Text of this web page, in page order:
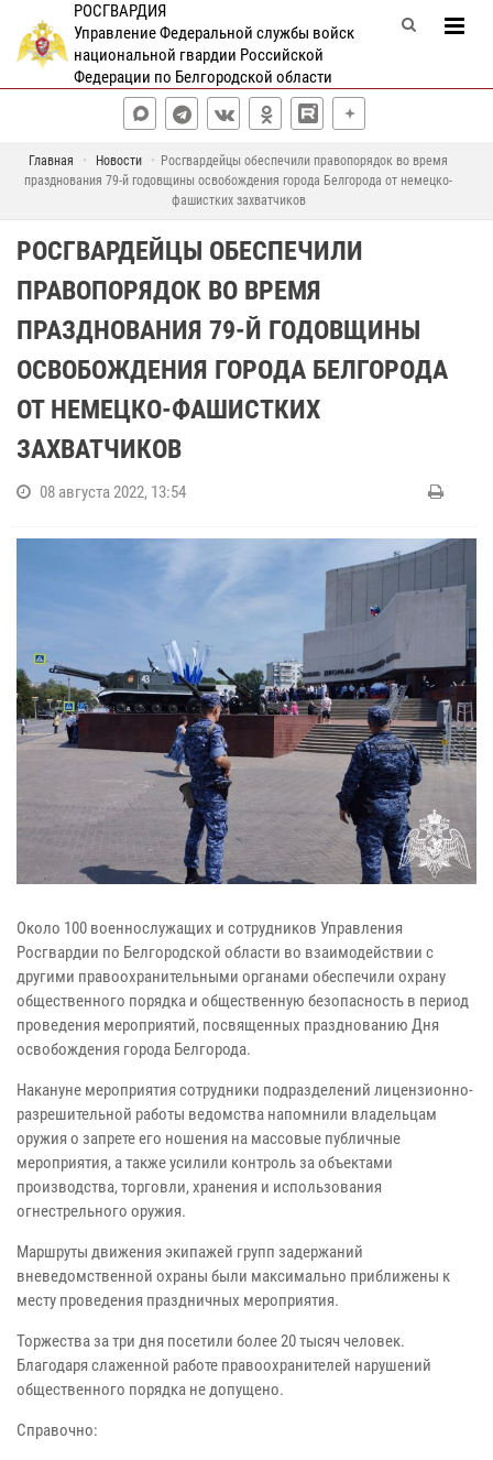
РОСГВАРДИЯ
Управление Федеральной службы войск
национальной гвардии Российской
Федерации по Белгородской области
Главная Новости
Росгвардейцы обеспечили правопорядок во время
празднования 79-й годовщины освобождения города Белгорода от немецко-
фашистких захватчиков
РОСГВАРДЕЙЦЫ ОБЕСПЕЧИЛИ
ПРАВОПОРЯДОК ВО ВРЕМЯ
ПРАЗДНОВАНИЯ 79-Й ГОДОВЩИНЫ
ОСВОБОЖДЕНИЯ ГОРОДА БЕЛГОРОДА
ОТ НЕМЕЦКО-ФАШИСТКИХ
ЗАХВАТЧИКОВ
08 августа 2022, 13:54
Около 100 военнослужащих и сотрудников Управления
Росгвардии по Белгородской области во взаимодействии с
другими правоохранительными органами обеспечили охрану
общественного порядка и общественную безопасность в период
проведения мероприятий, посвященных празднованию Дня
освобождения города Белгорода.
Накануне мероприятия сотрудники подразделений лицензионно-
разрешительной работы ведомства напомнили владельцам
оружия о запрете его ношения на массовые публичные
мероприятия, а также усилили контроль за объектами
производства, торговли, хранения и использования
огнестрельного оружия.
Маршруты движения экипажей групп задержаний
вневедомственной охраны были максимально приближены к
месту проведения праздничных мероприятия.
Торжества за три дня посетили более 20 тысяч человек.
Благодаря слаженной работе правоохранителей нарушений
общественного порядка не допущено.
Справочно: